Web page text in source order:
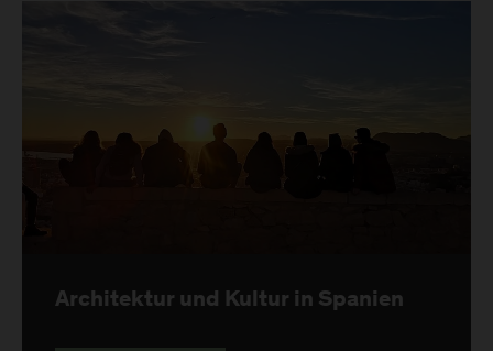
Architektur und Kultur in Spanien